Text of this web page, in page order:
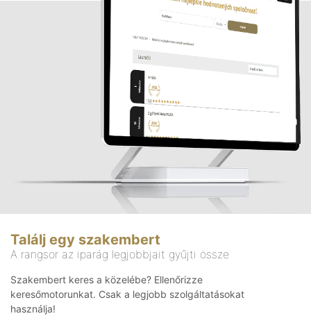
Találj egy szakembert
A rangsor az iparág legjobbjait gyűjti össze
Szakembert keres a közelébe? Ellenőrizze
keresőmotorunkat. Csak a legjobb szolgáltatásokat
használja!